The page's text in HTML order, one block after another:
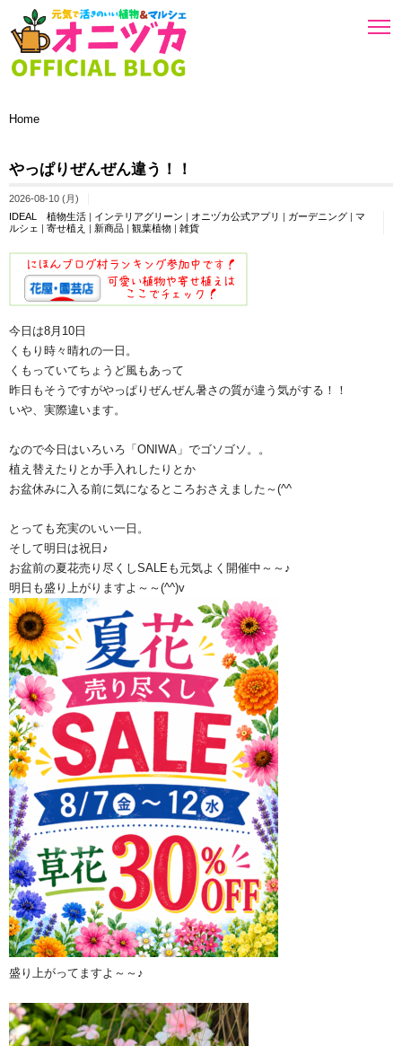
Home
やっぱりぜんぜん違う！！
2026-08-10 (月)
IDEAL 植物生活 | インテリアグリーン | オニヅカ公式アプリ | ガーデニング | マ
ルシェ | 寄せ植え | 新商品 | 観葉植物 | 雑貨
今日は8月10日
くもり時々晴れの一日。
くもっていてちょうど風もあって
昨日もそうですがやっぱりぜんぜん暑さの質が違う気がする！！
いや、実際違います。
なので今日はいろいろ「ONIWA」でゴソゴソ。。
植え替えたりとか手入れしたりとか
お盆休みに入る前に気になるところおさえました～(^^ゞ
とっても充実のいい一日。
そして明日は祝日♪
お盆前の夏花売り尽くしSALEも元気よく開催中～～♪
明日も盛り上がりますよ～～(^^)v
盛り上がってますよ～～♪